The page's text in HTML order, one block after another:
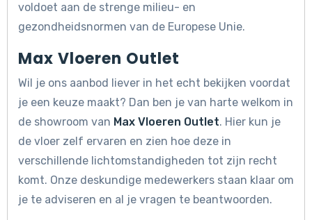
voldoet aan de strenge milieu- en
gezondheidsnormen van de Europese Unie.
Max Vloeren Outlet
Wil je ons aanbod liever in het echt bekijken voordat
je een keuze maakt? Dan ben je van harte welkom in
de showroom van Max Vloeren Outlet. Hier kun je
de vloer zelf ervaren en zien hoe deze in
verschillende lichtomstandigheden tot zijn recht
komt. Onze deskundige medewerkers staan klaar om
je te adviseren en al je vragen te beantwoorden.